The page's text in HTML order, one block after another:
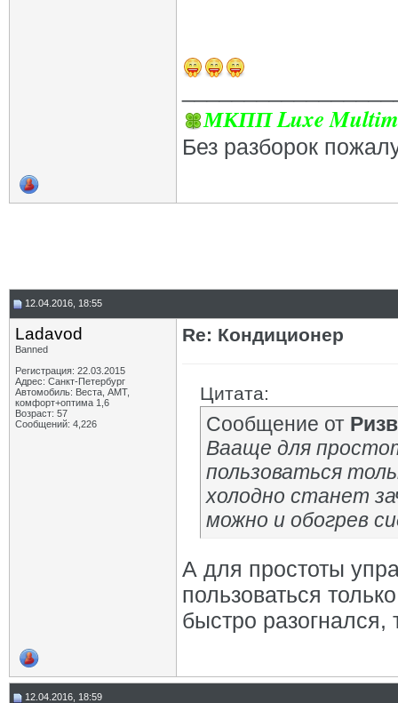
МКПП Luxe
Без разборок
12.04.2016, 18:55
Ladavod
Banned
Регистрация: 22.03.2015
Адрес: Санкт-Петербург
Автомобиль: Веста, АМТ,
комфорт+оптима 1,6
Возраст: 57
Сообщений: 4,226
Re: Кондиционер
Цитата:
Сообщение от
Вааще для
пользоваться
холодно станет
можно и обогрев
А для простоты
пользоваться
быстро
12.04.2016, 18:59